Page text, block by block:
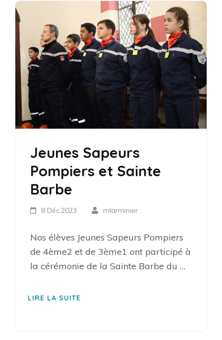
Jeunes Sapeurs
Pompiers et Sainte
Barbe
8 Déc,2023 mlarminier
Nos élèves Jeunes Sapeurs Pompiers
de 4ème2 et de 3ème1 ont participé à
la cérémonie de la Sainte Barbe du …
LIRE LA SUITE